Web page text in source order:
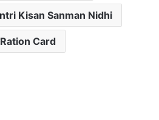
Kisan Sanman Nidhi
Card